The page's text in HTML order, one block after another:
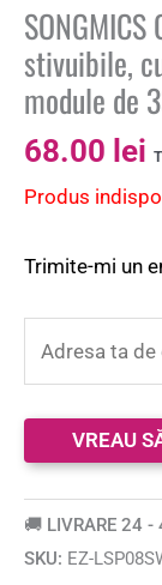
stivuibile,
module de
68.00 lei
Produs
Trimite-mi un
🚚 LIVRARE 24
SKU: EZ-